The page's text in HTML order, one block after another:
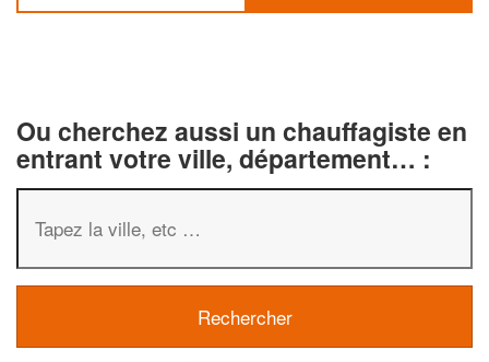
Ou cherchez aussi un chauffagiste en
entrant votre ville, département… :